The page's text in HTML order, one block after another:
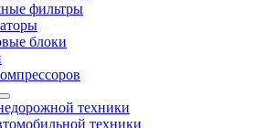
фильтры
блоки
техники
техники